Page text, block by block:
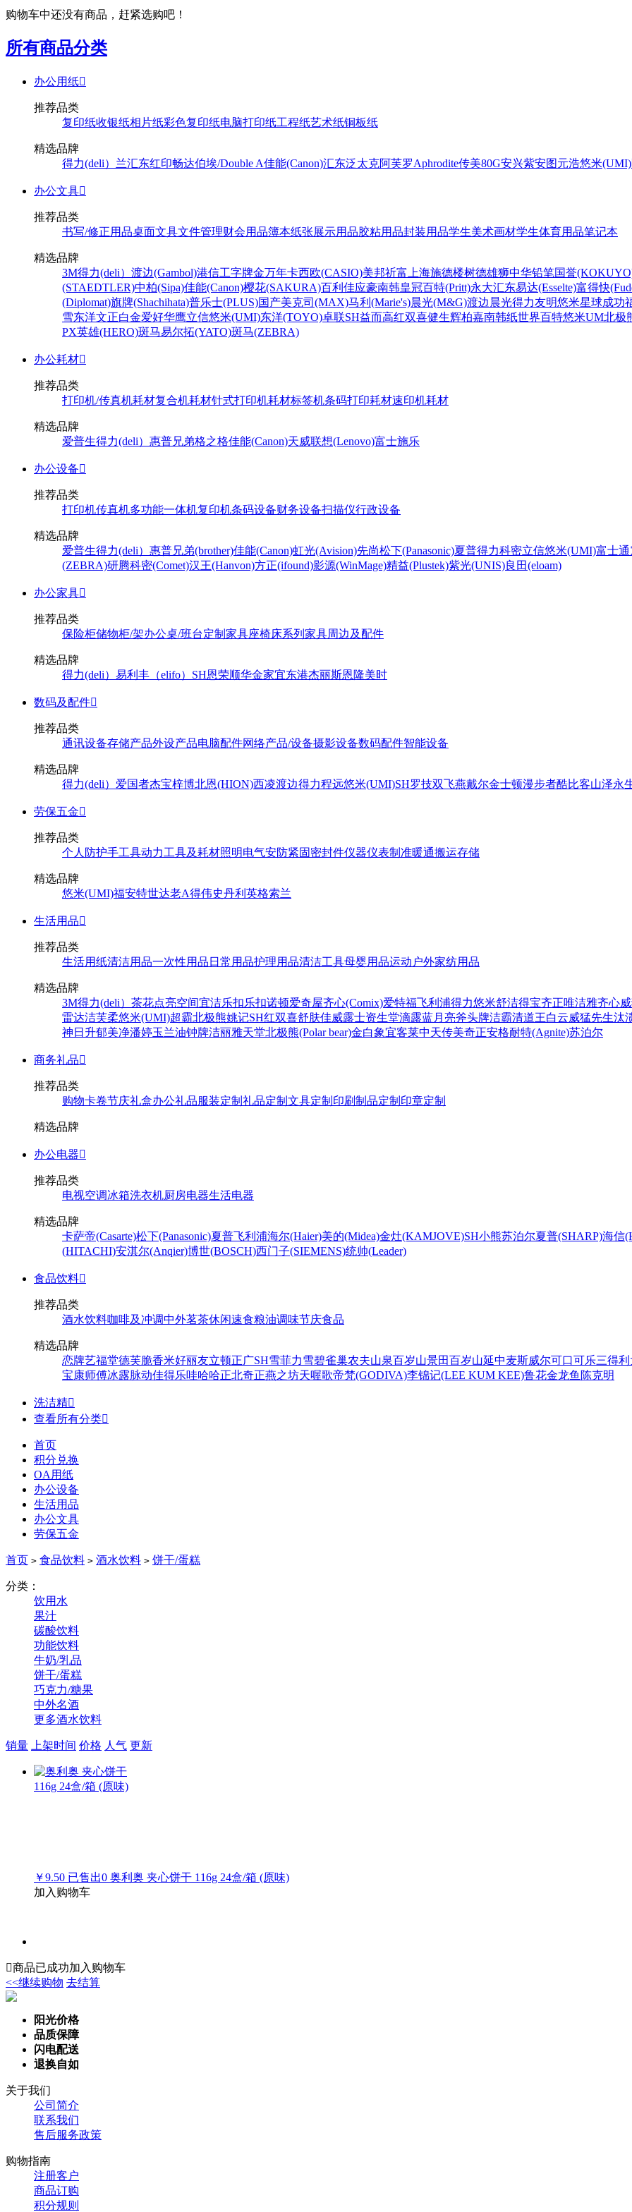
购物车中还没有商品，赶紧选购吧！
所有商品分类
办公用纸
推荐品类
复印纸收银纸相片纸彩色复印纸电脑打印纸工程纸艺术纸铜板纸
精选品牌
得力(deli） 兰汇东红印畅达伯埃/Double A佳能(Canon)汇东泛太克阿芙罗Aphrodite传美80G安兴紫安图元浩悠米(UMI)
办公文具
推荐品类
书写/修正用品桌面文具文件管理财会用品簿本纸张展示用品胶粘用品封装用品学生美术画材学生体育用品笔记本
精选品牌
3M得力(deli） 渡边(Gambol)港信工字牌金万年卡西欧(CASIO)美邦祈富 上海施德楼树德雄狮中华铅笔国誉
(STAEDTLER)中柏(Sipa)佳能(Canon)樱花(SAKURA)百利佳应豪南韩皇冠百特(Pritt)永大汇东易达(Esselte)富得快
(Diplomat)旗牌(Shachihata)普乐士(PLUS)国产美克司(MAX)马利(Marie's)晨光(M&G)渡边 晨光得力友明悠米星球成功
雪东洋文正白金爱好华鹰立信悠米(UMI)东洋(TOYO)卓联SH益而高红双喜健生辉柏嘉南韩纸世界百特悠米UM北极
PX英雄(HERO)斑马易尔拓(YATO)斑马(ZEBRA)
办公耗材
推荐品类
打印机/传真机耗材复合机耗材针式打印机耗材标签机条码打印耗材速印机耗材
精选品牌
爱普生得力(deli） 惠普兄弟格之格佳能(Canon)天威联想(Lenovo)富士施乐
办公设备
推荐品类
打印机传真机多功能一体机复印机条码设备财务设备扫描仪行政设备
精选品牌
爱普生得力(deli） 惠普兄弟(brother)佳能(Canon)虹光(Avision)先尚松下(Panasonic)夏普得力科密立信悠米(UMI)富士通
(ZEBRA)研腾科密(Comet)汉王(Hanvon)方正(ifound)影源(WinMage)精益(Plustek)紫光(UNIS)良田(eloam)
办公家具
推荐品类
保险柜储物柜/架办公桌/班台定制家具座椅床系列 家具周边及配件
精选品牌
得力(deli） 易利丰（elifo） SH恩荣顺华金家宜东港杰丽斯恩隆美时
数码及配件
推荐品类
通讯设备存储产品外设产品电脑配件网络产品/设备摄影设备数码配件智能设备
精选品牌
得力(deli） 爱国者杰宝梓博北恩(HION)西凌渡边得力程远悠米(UMI)SH罗技双飞燕戴尔金士顿漫步者酷比客山泽永
劳保五金
推荐品类
个人防护手工具动力工具及耗材照明电气安防紧固密封件仪器仪表制准暖通搬运存储
精选品牌
悠米(UMI)福安特世达老A得伟史丹利 英格索兰
生活用品
推荐品类
生活用纸清洁用品一次性用品 日常用品护理用品清洁工具母婴用品运动户外家纺用品
精选品牌
3M得力(deli） 茶花点亮空间宜洁乐扣乐扣诺顿爱奇屋齐心(Comix)爱特福飞利浦得力悠米舒洁得宝齐正唯洁雅齐心
雷达洁芙柔悠米(UMI)超霸北极熊姚记SH红双喜舒肤佳威露士资生堂滴露蓝月亮斧头牌洁霸清道王白云威猛先生汰
神 日升郁美净潘婷玉兰油钟牌洁丽雅天堂北极熊(Polar bear)金白象宜客莱中天传美奇正安格耐特(Agnite)苏泊尔
商务礼品
推荐品类
购物卡卷节庆礼盒办公礼品服装定制 礼品定制 文具定制 印刷制品定制 印章定制
精选品牌
办公电器
推荐品类
电视空调冰箱洗衣机厨房电器生活电器
精选品牌
卡萨帝(Casarte)松下(Panasonic)夏普飞利浦海尔(Haier)美的(Midea)金灶(KAMJOVE)SH小熊苏泊尔夏普(SHARP)海信
(HITACHI)安淇尔(Anqier)博世(BOSCH)西门子(SIEMENS)统帅(Leader)
食品饮料
推荐品类
酒水饮料咖啡及冲调中外茗茶休闲速食粮油调味节庆食品
精选品牌
恋牌艺福堂德芙脆香米好丽友立顿正广SH雪菲力雪碧雀巢农夫山泉百岁山景田百岁山延中麦斯威尔可口可乐三得利
宝康师傅冰露脉动佳得乐哇哈哈正北奇正燕之坊天喔歌帝梵(GODIVA)李锦记(LEE KUM KEE)鲁花金龙鱼 陈克明
洗洁精
查看所有分类
首页
积分兑换
OA用纸
办公设备
生活用品
办公文具
劳保五金
首页 > 食品饮料 > 酒水饮料 > 饼干/蛋糕
分类：
饮用水
果汁
碳酸饮料
功能饮料
牛奶/乳品
饼干/蛋糕
巧克力/糖果
中外名酒
更多酒水饮料
销量 上架时间 价格 人气 更新
￥9.50 已售出0 奥利奥 夹心饼干 116g 24盒/箱 (原味)
加入购物车
商品已成功加入购物车
<<继续购物 去结算
阳光价格
品质保障
闪电配送
退换自如
关于我们
公司简介
联系我们
售后服务政策
购物指南
注册客户
商品订购
积分规则